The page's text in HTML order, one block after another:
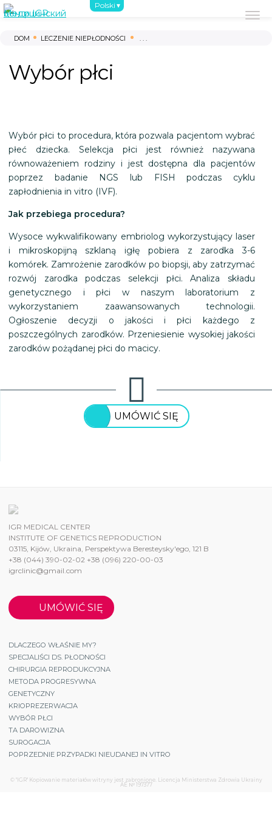
Polski
O nas Leczenie
DOM LECZENIE NIEPŁODNOŚCI . . .
Wybór płci
Wybór płci to procedura, która pozwala pacjentom wybrać
płeć dziecka. Selekcja płci jest również nazywana
równoważeniem rodziny i jest dostępna dla pacjentów
poprzez badanie NGS lub FISH podczas cyklu
zapłodnienia in vitro (IVF).
Jak przebiega procedura?
Wysoce wykwalifikowany embriolog wykorzystujący laser
i mikroskopijną szklaną igłę pobiera z zarodka 3-6
komórek. Zamrożenie zarodków po biopsji, aby zatrzymać
rozwój zarodka podczas selekcji płci. Analiza składu
genetycznego i płci w naszym laboratorium z
wykorzystaniem zaawansowanych technologii.
Ogłoszenie decyzji o jakości i płci każdego z
poszczególnych zarodków. Przeniesienie wysokiej jakości
zarodków pożądanej płci do macicy.
UMÓWIĆ SIĘ
IGR MEDICAL CENTER
INSTITUTE OF GENETICS REPRODUCTION
03115, Kijów, Ukraina, Perspektywa Beresteysky'ego, 121 B
+38 (044) 390-02-02 +38 (096) 220-00-03
igrclinic@gmail.com
UMÓWIĆ SIĘ
DLACZEGO WŁAŚNIE MY?
SPECJALIŚCI DS. PŁODNOŚCI
CHIRURGIA REPRODUKCYJNA
METODA PROGRESYWNA
GENETYCZNY
KRIOPREZERWACJA
WYBÓR PŁCI
TA DAROWIZNA
SUROGACJA
POPRZEDNIE PRZYPADKI NIEUDANEJ IN VITRO
© "IGR" Kopiowanie materiałów witryny jest zabronione. Licencja Ministerstwa Zdrowia Ukrainy
АЕ № 197377